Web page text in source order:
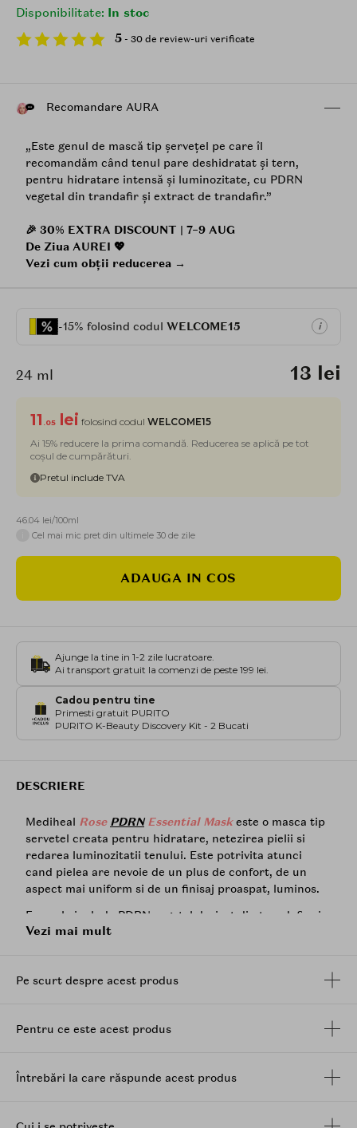
Disponibilitate: In stoc
5 - 30 de review-uri verificate
Recomandare AURA
„Este genul de mască tip șervețel pe care îl
recomandăm când tenul pare deshidratat și tern,
pentru hidratare intensă și luminozitate, cu PDRN
vegetal din trandafir și extract de trandafir.”
🎉 30% EXTRA DISCOUNT | 7–9 AUG
De Ziua AUREI 💖
Vezi cum obții reducerea →
-15% folosind codul WELCOME15 i
24 ml 13 lei
11 .05 lei folosind codul WELCOME15
Ai 15% reducere la prima comandă. Reducerea se aplică pe tot
coșul de cumpărături.
Pretul include TVA
46.04 lei/100ml
Cel mai mic pret din ultimele 30 de zile
ADAUGA IN COS
Ajunge la tine in 1-2 zile lucratoare.
Ai transport gratuit la comenzi de peste 199 lei.
Cadou pentru tine
Primesti gratuit PURITO
PURITO K-Beauty Discovery Kit - 2 Bucati
DESCRIERE
Mediheal Rose PDRNEssential Maskeste o masca tip
servetel creata pentru hidratare, netezirea pielii si
redarea luminozitatii tenului. Este potrivita atunci
cand pielea are nevoie de un plus de confort, de un
aspect mai uniform si de un finisaj proaspat, luminos.
Formula include PDRN vegetal derivat din trandafir si
extract de trandafir, ingrediente asociate cu ingrijirea
imbunatatirea aspectului texturii si la obtinerea unui
Masca adera bine pe piele si ajuta esenta sa se
Este ideala pentru momentele in care pielea pare
Vezi mai mult
Pe scurt despre acest produs
Pentru ce este acest produs
Întrebări la care răspunde acest produs